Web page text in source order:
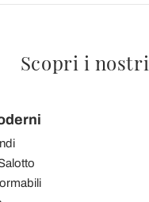
Scopri i